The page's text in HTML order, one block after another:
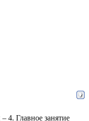
4. Главное занятие